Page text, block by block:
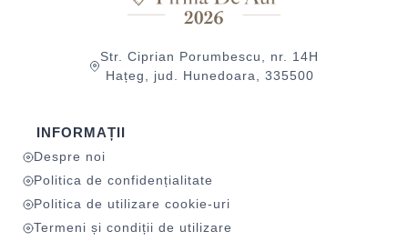
Str. Ciprian Porumbescu, nr. 14H
Hațeg, jud. Hunedoara, 335500
INFORMAȚII
Despre noi
Politica de confidențialitate
Politica de utilizare cookie-uri
Termeni și condiții de utilizare